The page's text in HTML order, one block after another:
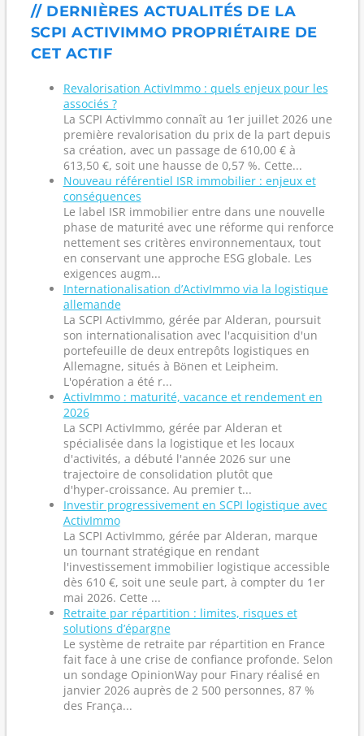
// DERNIÈRES ACTUALITÉS DE LA
SCPI ACTIVIMMO PROPRIÉTAIRE DE
CET ACTIF
Revalorisation ActivImmo : quels enjeux pour les
associés ?
La SCPI ActivImmo connaît au 1er juillet 2026 une
première revalorisation du prix de la part depuis
sa création, avec un passage de 610,00 € à
613,50 €, soit une hausse de 0,57 %. Cette...
Nouveau référentiel ISR immobilier : enjeux et
conséquences
Le label ISR immobilier entre dans une nouvelle
phase de maturité avec une réforme qui renforce
nettement ses critères environnementaux, tout
en conservant une approche ESG globale. Les
exigences augm...
Internationalisation d’ActivImmo via la logistique
allemande
La SCPI ActivImmo, gérée par Alderan, poursuit
son internationalisation avec l'acquisition d'un
portefeuille de deux entrepôts logistiques en
Allemagne, situés à Bönen et Leipheim.
L'opération a été r...
ActivImmo : maturité, vacance et rendement en
2026
La SCPI ActivImmo, gérée par Alderan et
spécialisée dans la logistique et les locaux
d'activités, a débuté l'année 2026 sur une
trajectoire de consolidation plutôt que
d'hyper‑croissance. Au premier t...
Investir progressivement en SCPI logistique avec
ActivImmo
La SCPI ActivImmo, gérée par Alderan, marque
un tournant stratégique en rendant
l'investissement immobilier logistique accessible
dès 610 €, soit une seule part, à compter du 1er
mai 2026. Cette ...
Retraite par répartition : limites, risques et
solutions d’épargne
Le système de retraite par répartition en France
fait face à une crise de confiance profonde. Selon
un sondage OpinionWay pour Finary réalisé en
janvier 2026 auprès de 2 500 personnes, 87 %
des França...